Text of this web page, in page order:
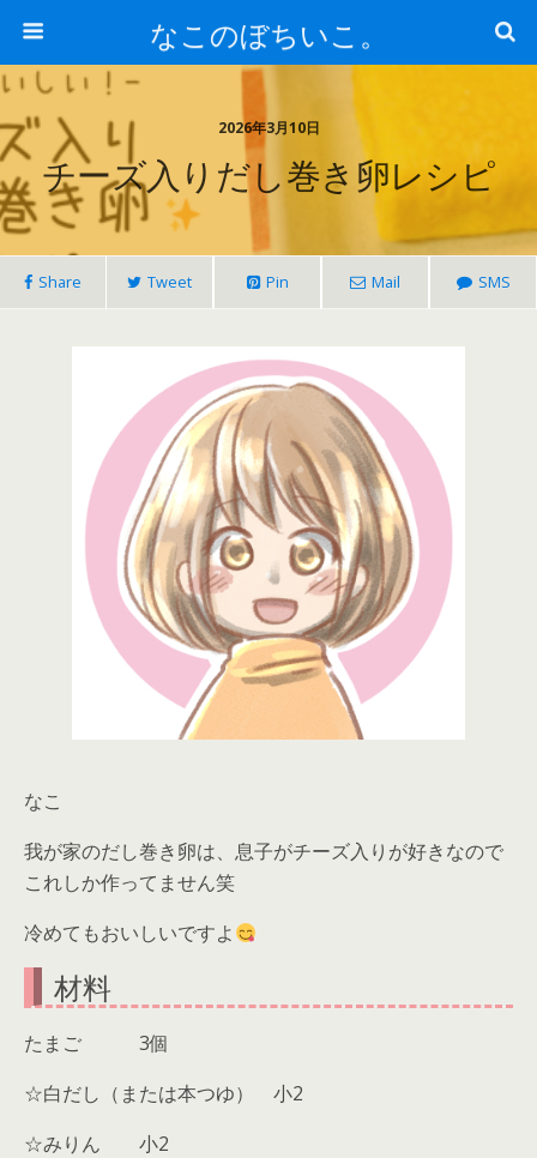
なこのぼちいこ。
2026年3月10日
チーズ入りだし巻き卵レシピ
Share Tweet Pin Mail SMS
なこ
我が家のだし巻き卵は、息子がチーズ入りが好きなので
これしか作ってません笑
冷めてもおいしいですよ
材料
たまご 3個
☆白だし（または本つゆ） 小2
☆みりん 小2